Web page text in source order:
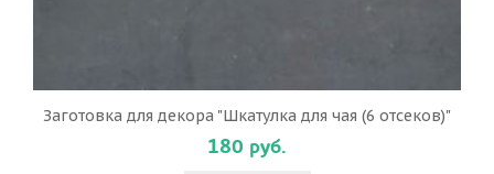
Заготовка для декора "Шкатулка для чая (6 отсеков)"
180 руб.